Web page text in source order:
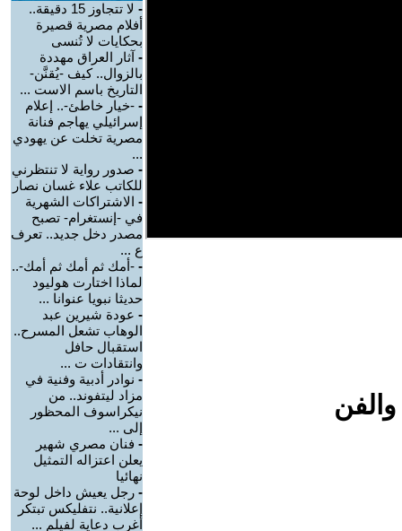
-
لا تتجاوز 15 دقيقة..
أفلام مصرية قصيرة
بحكايات لا تُنسى
- آثار العراق مهددة
بالزوال.. كيف -يُقنَّن-
التاريخ باسم الاست ...
- -خيار خاطئ-.. إعلام
إسرائيلي يهاجم فنانة
مصرية تخلت عن يهودي
...
- صدور رواية لا تنتظرني
للكاتب علاء غسان نصار
- الاشتراكات الشهرية
في -إنستغرام- تصبح
مصدر دخل جديد.. تعرف
ع ...
- -أمك ثم أمك ثم أمك-..
لماذا اختارت هوليود
حديثا نبويا عنوانا ...
- عودة شيرين عبد
الوهاب تشعل المسرح..
استقبال حافل
وانتقادات ت ...
- نوادر أدبية وفنية في
مزاد ليتفوند.. من
نيكراسوف المحظور
إلى ...
- فنان مصري شهير
يعلن اعتزاله التمثيل
نهائيا
- رجل يعيش داخل لوحة
إعلانية.. نتفليكس تبتكر
أغرب دعاية لفيلم ...